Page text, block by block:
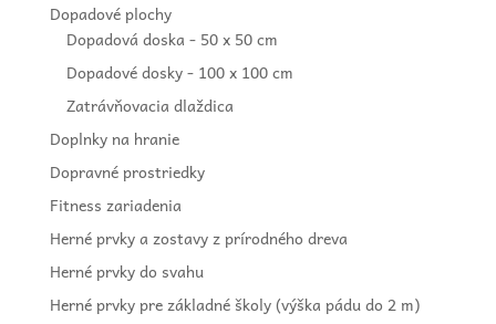
Dopadové plochy
Dopadová doska - 50 x 50 cm
Dopadové dosky - 100 x 100 cm
Zatrávňovacia dlaždica
Doplnky na hranie
Dopravné prostriedky
Fitness zariadenia
Herné prvky a zostavy z prírodného dreva
Herné prvky do svahu
Herné prvky pre základné školy (výška pádu do 2 m)